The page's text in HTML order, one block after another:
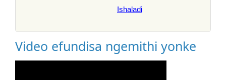
Ishaladi
Video efundisa ngemithi yonke